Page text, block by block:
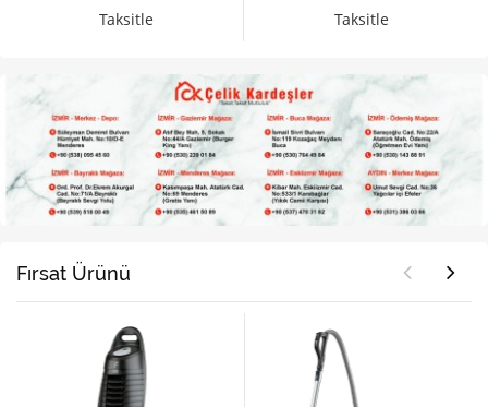
Taksitle Taksitle
Fırsat Ürünü